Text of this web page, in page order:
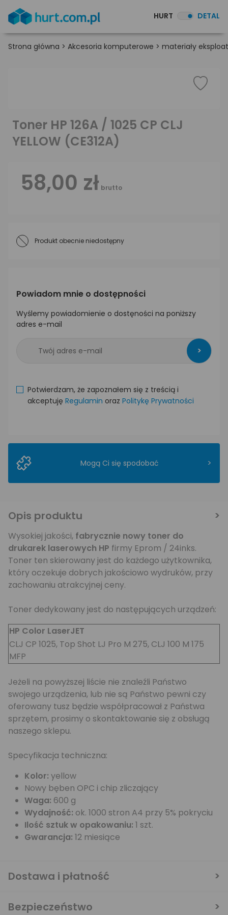
HURT DETAL
Strona główna > Akcesoria komputerowe > materiały
Toner HP 126A / 1025 CP CLJ
YELLOW (CE312A)
58,00 zł brutto
Produkt obecnie niedostępny
Powiadom mnie o dostępności
Wyślemy powiadomienie o dostęności na poniższy
adres e-mail
>
Potwierdzam, że zapoznałem się z treścią i
akceptuję Regulamin oraz Politykę Prywatności
Mogą Ci się spodobać >
Opis produktu
Wysokiej jakości, fabrycznie nowy toner do
drukarek laserowych HP firmy Eprom / 24inks.
Toner ten skierowany jest do każdego użytkownika,
który oczekuje dobrych jakościowo wydruków, przy
zachowaniu atrakcyjnej ceny.
Toner dedykowany jest do następujących urządzeń:
HP Color LaserJET
CLJ CP 1025, Top Shot LJ Pro M 275, CLJ 100 M 175
MFP
Jeżeli na powyższej liście nie znaleźli Państwo
swojego urządzenia, lub nie są Państwo pewni czy
oferowany tusz będzie współpracował z Państwa
sprzętem, prosimy o skontaktowanie się z obsługą
naszego sklepu.
Specyfikacja techniczna:
Kolor: yellow
Nowy bęben OPC i chip zliczający
Waga: 600 g
Wydajność: ok. 1000 stron A4 przy 5% pokryciu
Ilość sztuk w opakowaniu: 1 szt.
Gwarancja: 12 miesiące
Dostawa i płatność
Bezpieczeństwo